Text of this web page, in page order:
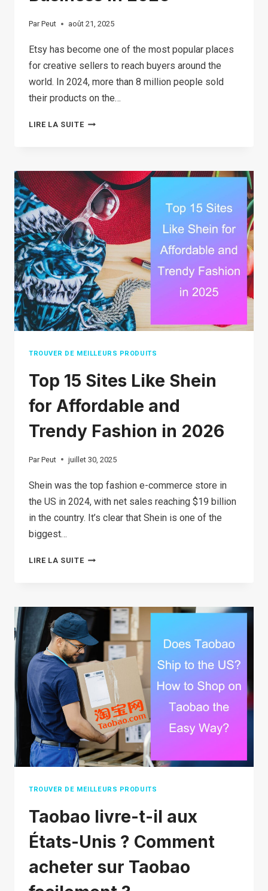
Par Peut août 21, 2025
Etsy has become one of the most popular places
for creative sellers to reach buyers around the
world. In 2024, more than 8 million people sold
their products on the…
LIRE LA SUITE35
SHOP
IDEAS
TO
START
A
PROFITABLE
BUSINESS
IN
2026
TROUVER DE MEILLEURS PRODUITS
Top 15 Sites Like Shein
for Affordable and
Trendy Fashion in 2026
Par Peut juillet 30, 2025
Shein was the top fashion e-commerce store in
the US in 2024, with net sales reaching $19 billion
in the country. It’s clear that Shein is one of the
biggest…
LIRE LA SUITETOP
LIKE
SHEIN
FOR
AFFORDABLE
AND
TRENDY
FASHION
IN
2026
TROUVER DE MEILLEURS PRODUITS
Taobao livre-t-il aux
États-Unis ? Comment
acheter sur Taobao